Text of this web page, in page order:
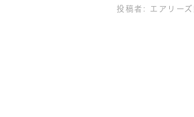
投稿者: エアリー